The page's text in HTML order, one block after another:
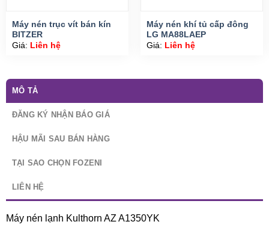
Máy nén trục vít bán kín
BITZER
Giá: Liên hệ
Máy nén khí tủ cấp đông
LG MA88LAEP
Giá: Liên hệ
MÔ TẢ
ĐĂNG KÝ NHẬN BÁO GIÁ
HẬU MÃI SAU BÁN HÀNG
TẠI SAO CHỌN FOZENI
LIÊN HỆ
Máy nén lạnh Kulthorn AZ A1350YK